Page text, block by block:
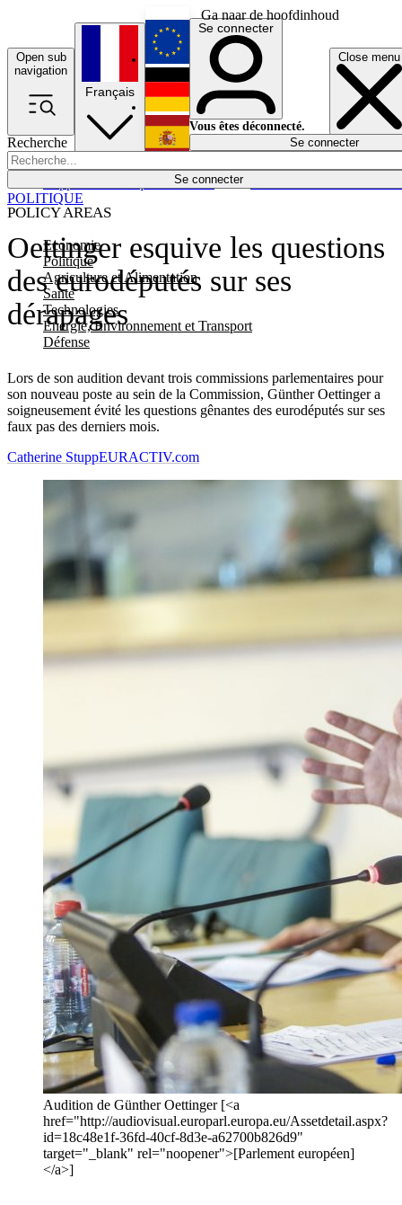
Ga naar de hoofdinhoud
Open sub
navigation
Close menu
Recherche
Se connecter
POLICY AREAS
Economie
Politique
Agriculture et Alimentation
Santé
Technologies
Energie, Environnement et Transport
Défense
Économie
Français
English
Deutsch
Español
Se connecter
Vous êtes déconnecté.
Se connecter
Oettinger esquive les questions
des eurodéputés sur ses
dérapages
Lors de son audition devant trois commissions parlementaires pour
son nouveau poste au sein de la Commission, Günther Oettinger a
soigneusement évité les questions gênantes des eurodéputés sur ses
faux pas des derniers mois.
POLITIQUE
Catherine StuppEURACTIV.com
Audition de Günther Oettinger [<a
href="http://audiovisual.europarl.europa.eu/Assetdetail.aspx?
id=18c48e1f-36fd-40cf-8d3e-a62700b826d9"
target="_blank" rel="noopener">[Parlement européen]
</a>]